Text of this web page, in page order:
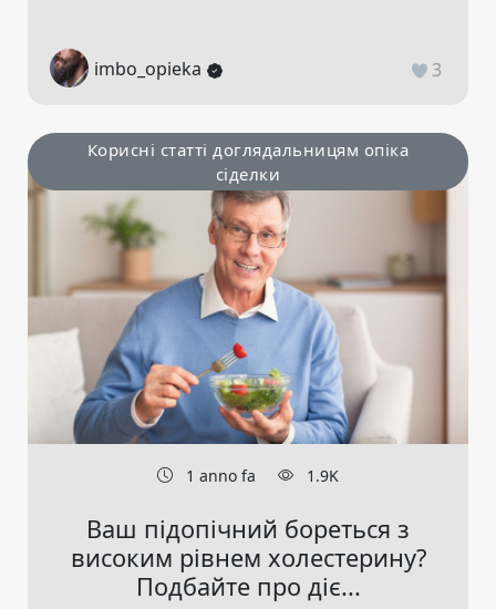
imbo_opieka 3
Корисні статті доглядальницям опіка
сіделки
1 anno fa 1.9K
Ваш підопічний бореться з
високим рівнем холестерину?
Подбайте про діє...